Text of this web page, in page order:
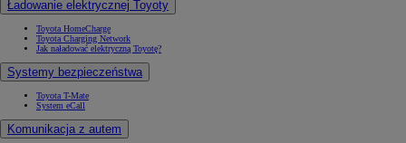
Ładowanie elektrycznej Toyoty
Toyota HomeCharge
Toyota Charging Network
Jak naładować elektryczną Toyotę?
Systemy bezpieczeństwa
Toyota T-Mate
System eCall
Komunikacja z autem